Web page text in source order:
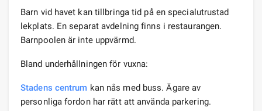
Barn vid havet kan tillbringa tid på en specialutrustad
lekplats. En separat avdelning finns i restaurangen.
Barnpoolen är inte uppvärmd.
Bland underhållningen för vuxna:
Stadens centrum kan nås med buss. Ägare av
personliga fordon har rätt att använda parkering.